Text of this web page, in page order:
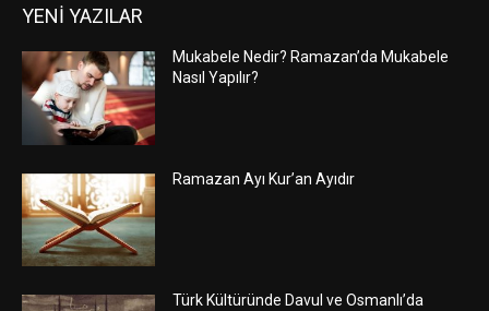
YENİ YAZILAR
Mukabele Nedir? Ramazan’da Mukabele
Nasıl Yapılır?
Ramazan Ayı Kur’an Ayıdır
Türk Kültüründe Davul ve Osmanlı’da